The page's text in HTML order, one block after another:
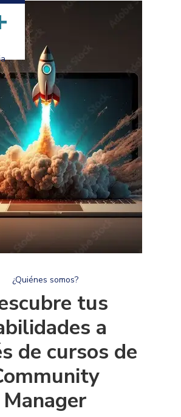
tus
a
de cursos de
Manager
¿Quiénes somos?